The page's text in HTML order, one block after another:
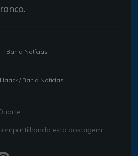
Bahia Notícias
/ Bahia Notícias
esta postagem